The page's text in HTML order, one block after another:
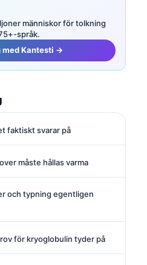
människor för tolkning
språk.
med Kantesti →
faktiskt svarar på
måste hållas varma
och typning egentligen
för kryoglobulin tyder på